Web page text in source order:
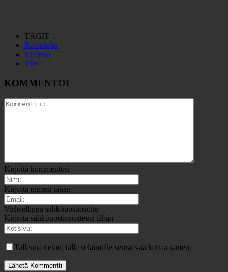
TÄGIT
Ravintolat
Tallinna
Viro
KOMMENTOI
Kirjoita kommenttisi
Kirjoita nimesi tähän
Virheellinen sähköpostiosoite
Kirjoita sähköpostiosoitteesi tähän
Tallenna tietoni tälle selaimelle seuraavaa kertaa varten.